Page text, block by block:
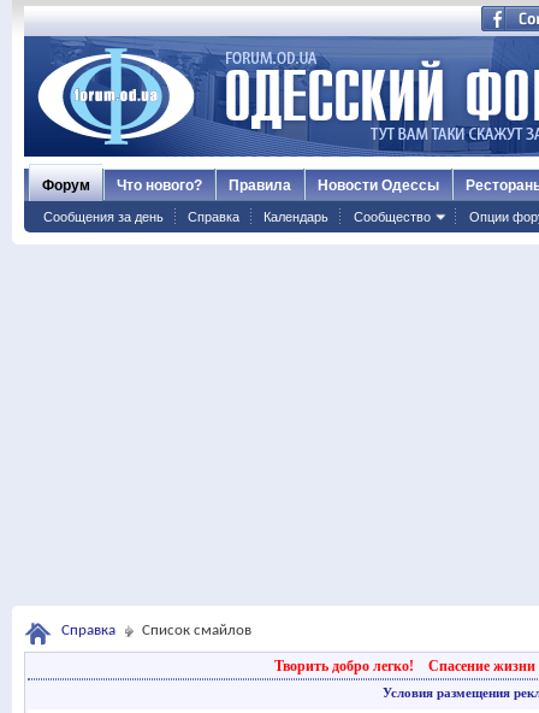
Форум
Сообщения за день Справка Календарь Сообщество Опции
Что нового? Правила Новости Одессы
Справка Список смайлов
Творить добро легко! Спасение жизни
Условия размещения